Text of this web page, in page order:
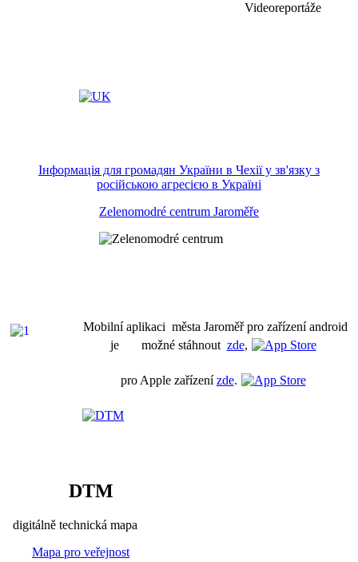
Videoreportáže
Інформація для громадян України в Чехії у зв'язку з
російською агресією в Україні
Zelenomodré centrum Jaroměře
Mobilní aplikaci města Jaroměř pro zařízení android
je možné stáhnout zde,
pro Apple zařízenízde.
DTM
digitálně technická mapa
Mapa pro veřejnost